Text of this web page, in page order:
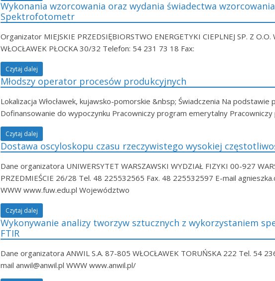
Wykonania wzorcowania oraz wydania świadectwa
Spektrofotometr
Organizator MIEJSKIE PRZEDSIĘBIORSTWO ENERGETYKI CIEPLNEJ SP. Z
WŁOCŁAWEK PŁOCKA 30/32 Telefon: 54 231 73 18 Fax:
Czytaj dalej
Młodszy operator procesów produkcyjnych
Lokalizacja Włocławek, kujawsko-pomorskie &nbsp; Świadczenia Na podstawie
Dofinansowanie do wypoczynku Pracowniczy program emerytalny
Czytaj dalej
Dostawa oscyloskopu czasu rzeczywistego wysokiej
Dane organizatora UNIWERSYTET WARSZAWSKI WYDZIAŁ FIZYKI 00-927
PRZEDMIEŚCIE 26/28 Tel. 48 225532565 Fax. 48 225532597 E-mail
WWW www.fuw.edu.pl Województwo
Czytaj dalej
Wykonywanie analizy tworzyw sztucznych z wykorzystaniem
FTIR
Dane organizatora ANWIL S.A. 87-805 WŁOCŁAWEK TORUŃSKA 222 Tel. 54
mail anwil@anwil.pl WWW www.anwil.pl/